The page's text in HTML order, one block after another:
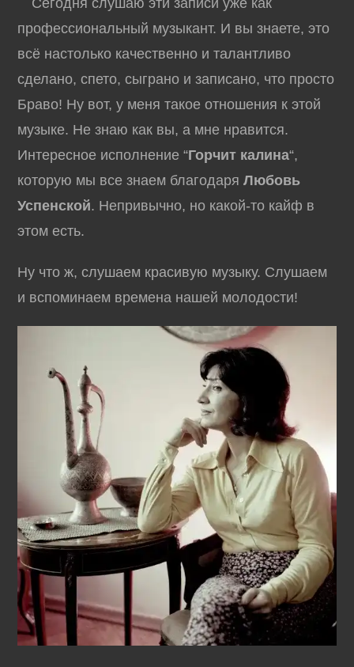
Сегодня слушаю эти записи уже как
профессиональный музыкант. И вы знаете, это
всё настолько качественно и талантливо
сделано, спето, сыграно и записано, что просто
Браво! Ну вот, у меня такое отношения к этой
музыке. Не знаю как вы, а мне нравится.
Интересное исполнение “Горчит калина“,
которую мы все знаем благодаряЛюбовь
Успенской. Непривычно, но какой-то кайф в
этом есть.
Ну что ж, слушаем красивую музыку. Слушаем
и вспоминаем времена нашей молодости!